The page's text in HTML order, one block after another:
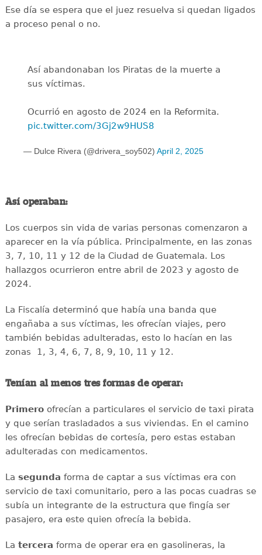
Ese día se espera que el juez resuelva si quedan ligados
a proceso penal o no.
Así abandonaban los Piratas de la muerte a
sus víctimas.
Ocurrió en agosto de 2024 en la Reformita.
pic.twitter.com/3Gj2w9HUS8
— Dulce Rivera (@drivera_soy502) April 2, 2025
Así operaban:
Los cuerpos sin vida de varias personas comenzaron a
aparecer en la vía pública. Principalmente, en las zonas
3, 7, 10, 11 y 12 de la Ciudad de Guatemala. Los
hallazgos ocurrieron entre abril de 2023 y agosto de
2024.
La Fiscalía determinó que había una banda que
engañaba a sus víctimas, les ofrecían viajes, pero
también bebidas adulteradas, esto lo hacían en las
zonas 1, 3, 4, 6, 7, 8, 9, 10, 11 y 12.
Tenían al menos tres formas de operar:
Primeroofrecían a particulares el servicio de taxi pirata
y que serían trasladados a sus viviendas. En el camino
les ofrecían bebidas de cortesía, pero estas estaban
adulteradas con medicamentos.
La segunda forma de captar a sus víctimas era con
servicio de taxi comunitario, pero a las pocas cuadras se
subía un integrante de la estructura que fingía ser
pasajero, era este quien ofrecía la bebida.
La tercera forma de operar era en gasolineras, la